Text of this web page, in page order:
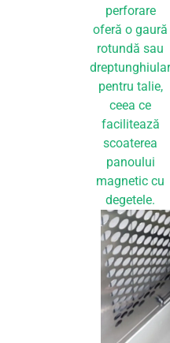
perforare
oferă o gaură
rotundă sau
pentru talie,
ceea ce
facilitează
scoaterea
panoului
magnetic cu
degetele.